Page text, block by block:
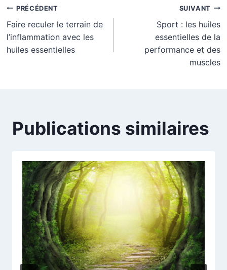
Navigation
de
l’article
PRÉCÉDENT
Faire reculer le terrain de
l’inflammation avec les
huiles essentielles
SUIVANT
Sport : les huiles
essentielles de la
performance et des
muscles
Publications similaires